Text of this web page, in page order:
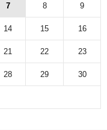
7 8 9
14 15 16
21 22 23
28 29 30